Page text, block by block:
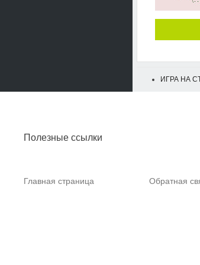
ИГРА НА
Полезные ссылки
Главная страница Обратная